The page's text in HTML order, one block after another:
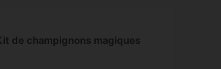
de champignons magiques